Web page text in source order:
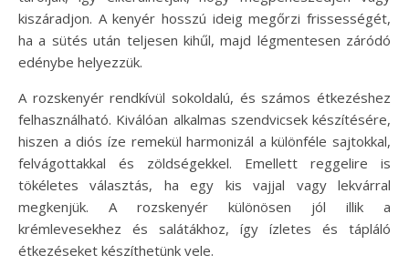
kiszáradjon. A kenyér hosszú ideig megőrzi frissességét,
ha a sütés után teljesen kihűl, majd légmentesen záródó
edénybe helyezzük.
A rozskenyér rendkívül sokoldalú, és számos étkezéshez
felhasználható. Kiválóan alkalmas szendvicsek készítésére,
hiszen a diós íze remekül harmonizál a különféle sajtokkal,
felvágottakkal és zöldségekkel. Emellett reggelire is
tökéletes választás, ha egy kis vajjal vagy lekvárral
megkenjük. A rozskenyér különösen jól illik a
krémlevesekhez és salátákhoz, így ízletes és tápláló
étkezéseket készíthetünk vele.